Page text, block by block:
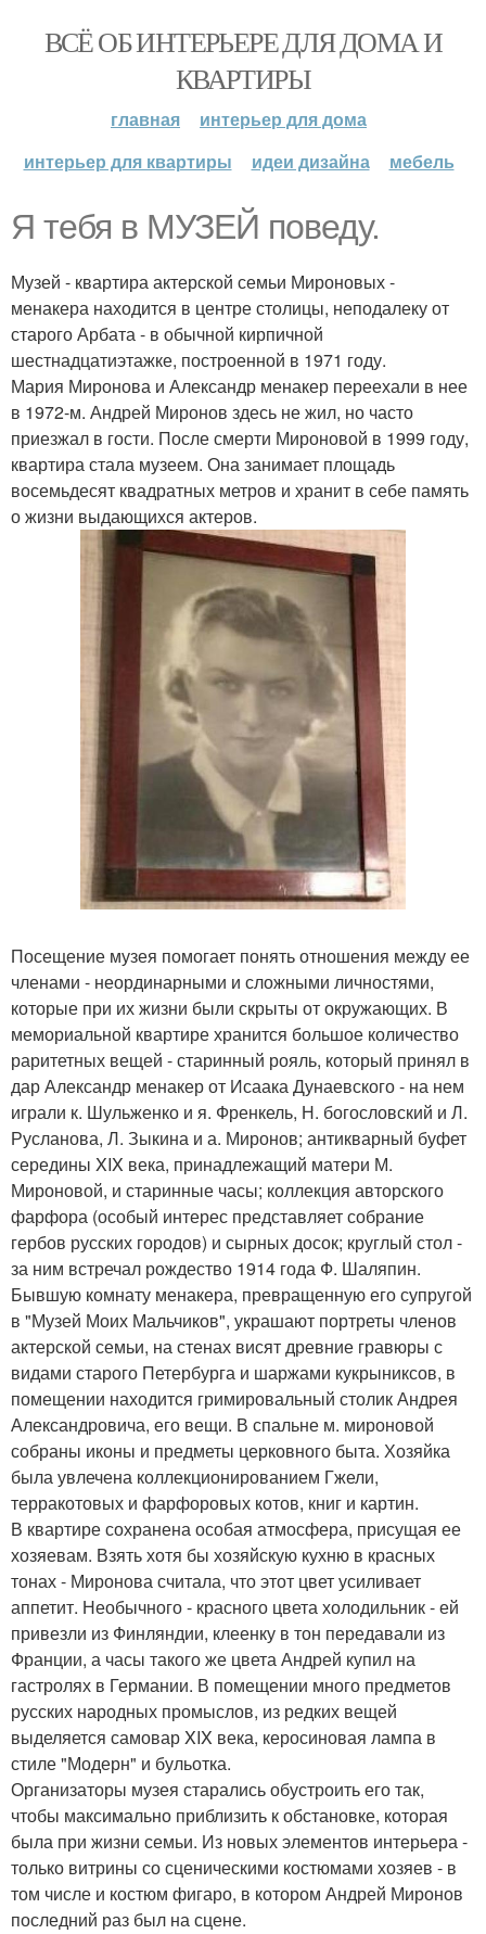
ВСЁ ОБ ИНТЕРЬЕРЕ ДЛЯ ДОМА И
КВАРТИРЫ
главная
интерьер для дома
интерьер для квартиры
идеи дизайна мебель
Я тебя в МУЗЕЙ поведу.
Музей - квартира актерской семьи Мироновых -
менакера находится в центре столицы, неподалеку от
старого Арбата - в обычной кирпичной
шестнадцатиэтажке, построенной в 1971 году.
Мария Миронова и Александр менакер переехали в нее
в 1972-м. Андрей Миронов здесь не жил, но часто
приезжал в гости. После смерти Мироновой в 1999 году,
квартира стала музеем. Она занимает площадь
восемьдесят квадратных метров и хранит в себе память
о жизни выдающихся актеров.
Посещение музея помогает понять отношения между ее
членами - неординарными и сложными личностями,
которые при их жизни были скрыты от окружающих. В
мемориальной квартире хранится большое количество
раритетных вещей - старинный рояль, который принял в
дар Александр менакер от Исаака Дунаевского - на нем
играли к. Шульженко и я. Френкель, Н. богословский и Л.
Русланова, Л. Зыкина и а. Миронов; антикварный буфет
середины XIX века, принадлежащий матери М.
Мироновой, и старинные часы; коллекция авторского
фарфора (особый интерес представляет собрание
гербов русских городов) и сырных досок; круглый стол -
за ним встречал рождество 1914 года Ф. Шаляпин.
Бывшую комнату менакера, превращенную его супругой
в "Музей Моих Мальчиков", украшают портреты членов
актерской семьи, на стенах висят древние гравюры с
видами старого Петербурга и шаржами кукрыниксов, в
помещении находится гримировальный столик Андрея
Александровича, его вещи. В спальне м. мироновой
собраны иконы и предметы церковного быта. Хозяйка
была увлечена коллекционированием Гжели,
терракотовых и фарфоровых котов, книг и картин.
В квартире сохранена особая атмосфера, присущая ее
хозяевам. Взять хотя бы хозяйскую кухню в красных
тонах - Миронова считала, что этот цвет усиливает
аппетит. Необычного - красного цвета холодильник - ей
привезли из Финляндии, клеенку в тон передавали из
Франции, а часы такого же цвета Андрей купил на
гастролях в Германии. В помещении много предметов
русских народных промыслов, из редких вещей
выделяется самовар XIX века, керосиновая лампа в
стиле "Модерн" и бульотка.
Организаторы музея старались обустроить его так,
чтобы максимально приблизить к обстановке, которая
была при жизни семьи. Из новых элементов интерьера -
только витрины со сценическими костюмами хозяев - в
том числе и костюм фигаро, в котором Андрей Миронов
последний раз был на сцене.